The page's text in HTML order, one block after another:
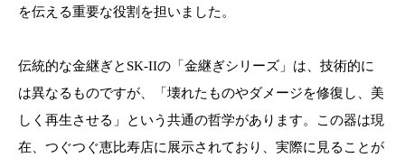
を伝える重要な役割を担いました。
伝統的な金継ぎとSK-IIの「金継ぎシリーズ」は、技術的に
は異なるものですが、「壊れたものやダメージを修復し、美
しく再生させる」という共通の哲学があります。この器は現
在、つぐつぐ恵比寿店に展示されており、実際に見ることが